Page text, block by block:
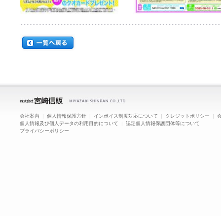
会社案内 | 個人情報保護方針 | インボイス制度対応について | クレジットポリシー |
個人情報及び個人データの利用目的について | 認定個人情報保護団体等について
プライバシーポリシー